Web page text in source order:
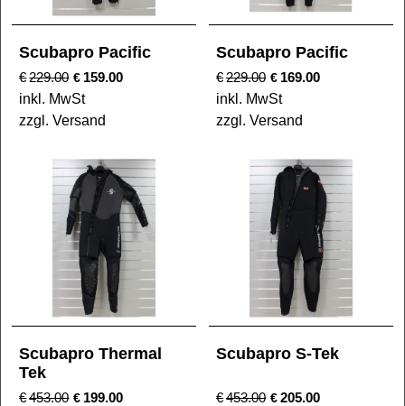
Scubapro Pacific
€229.00 € 159.00
inkl. MwSt
zzgl. Versand
Scubapro Pacific
€229.00 € 169.00
inkl. MwSt
zzgl. Versand
Scubapro Thermal
Tek
€453.00 € 199.00
Scubapro S-Tek
€453.00 €205.00